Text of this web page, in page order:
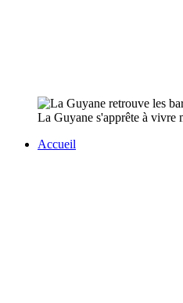
La Guyane s'apprête à vivre
Accueil